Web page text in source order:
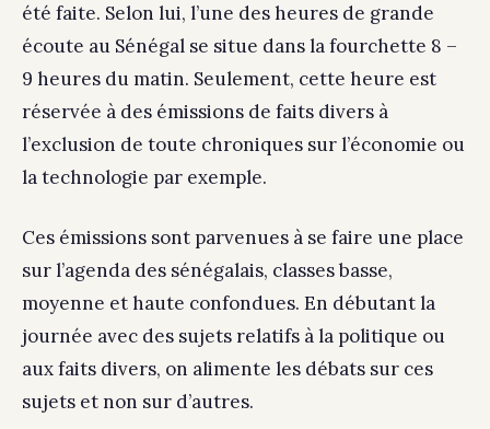
été faite. Selon lui, l’une des heures de grande
écoute au Sénégal se situe dans la fourchette 8 –
9 heures du matin. Seulement, cette heure est
réservée à des émissions de faits divers à
l’exclusion de toute chroniques sur l’économie ou
la technologie par exemple.
Ces émissions sont parvenues à se faire une place
sur l’agenda des sénégalais, classes basse,
moyenne et haute confondues. En débutant la
journée avec des sujets relatifs à la politique ou
aux faits divers, on alimente les débats sur ces
sujets et non sur d’autres.